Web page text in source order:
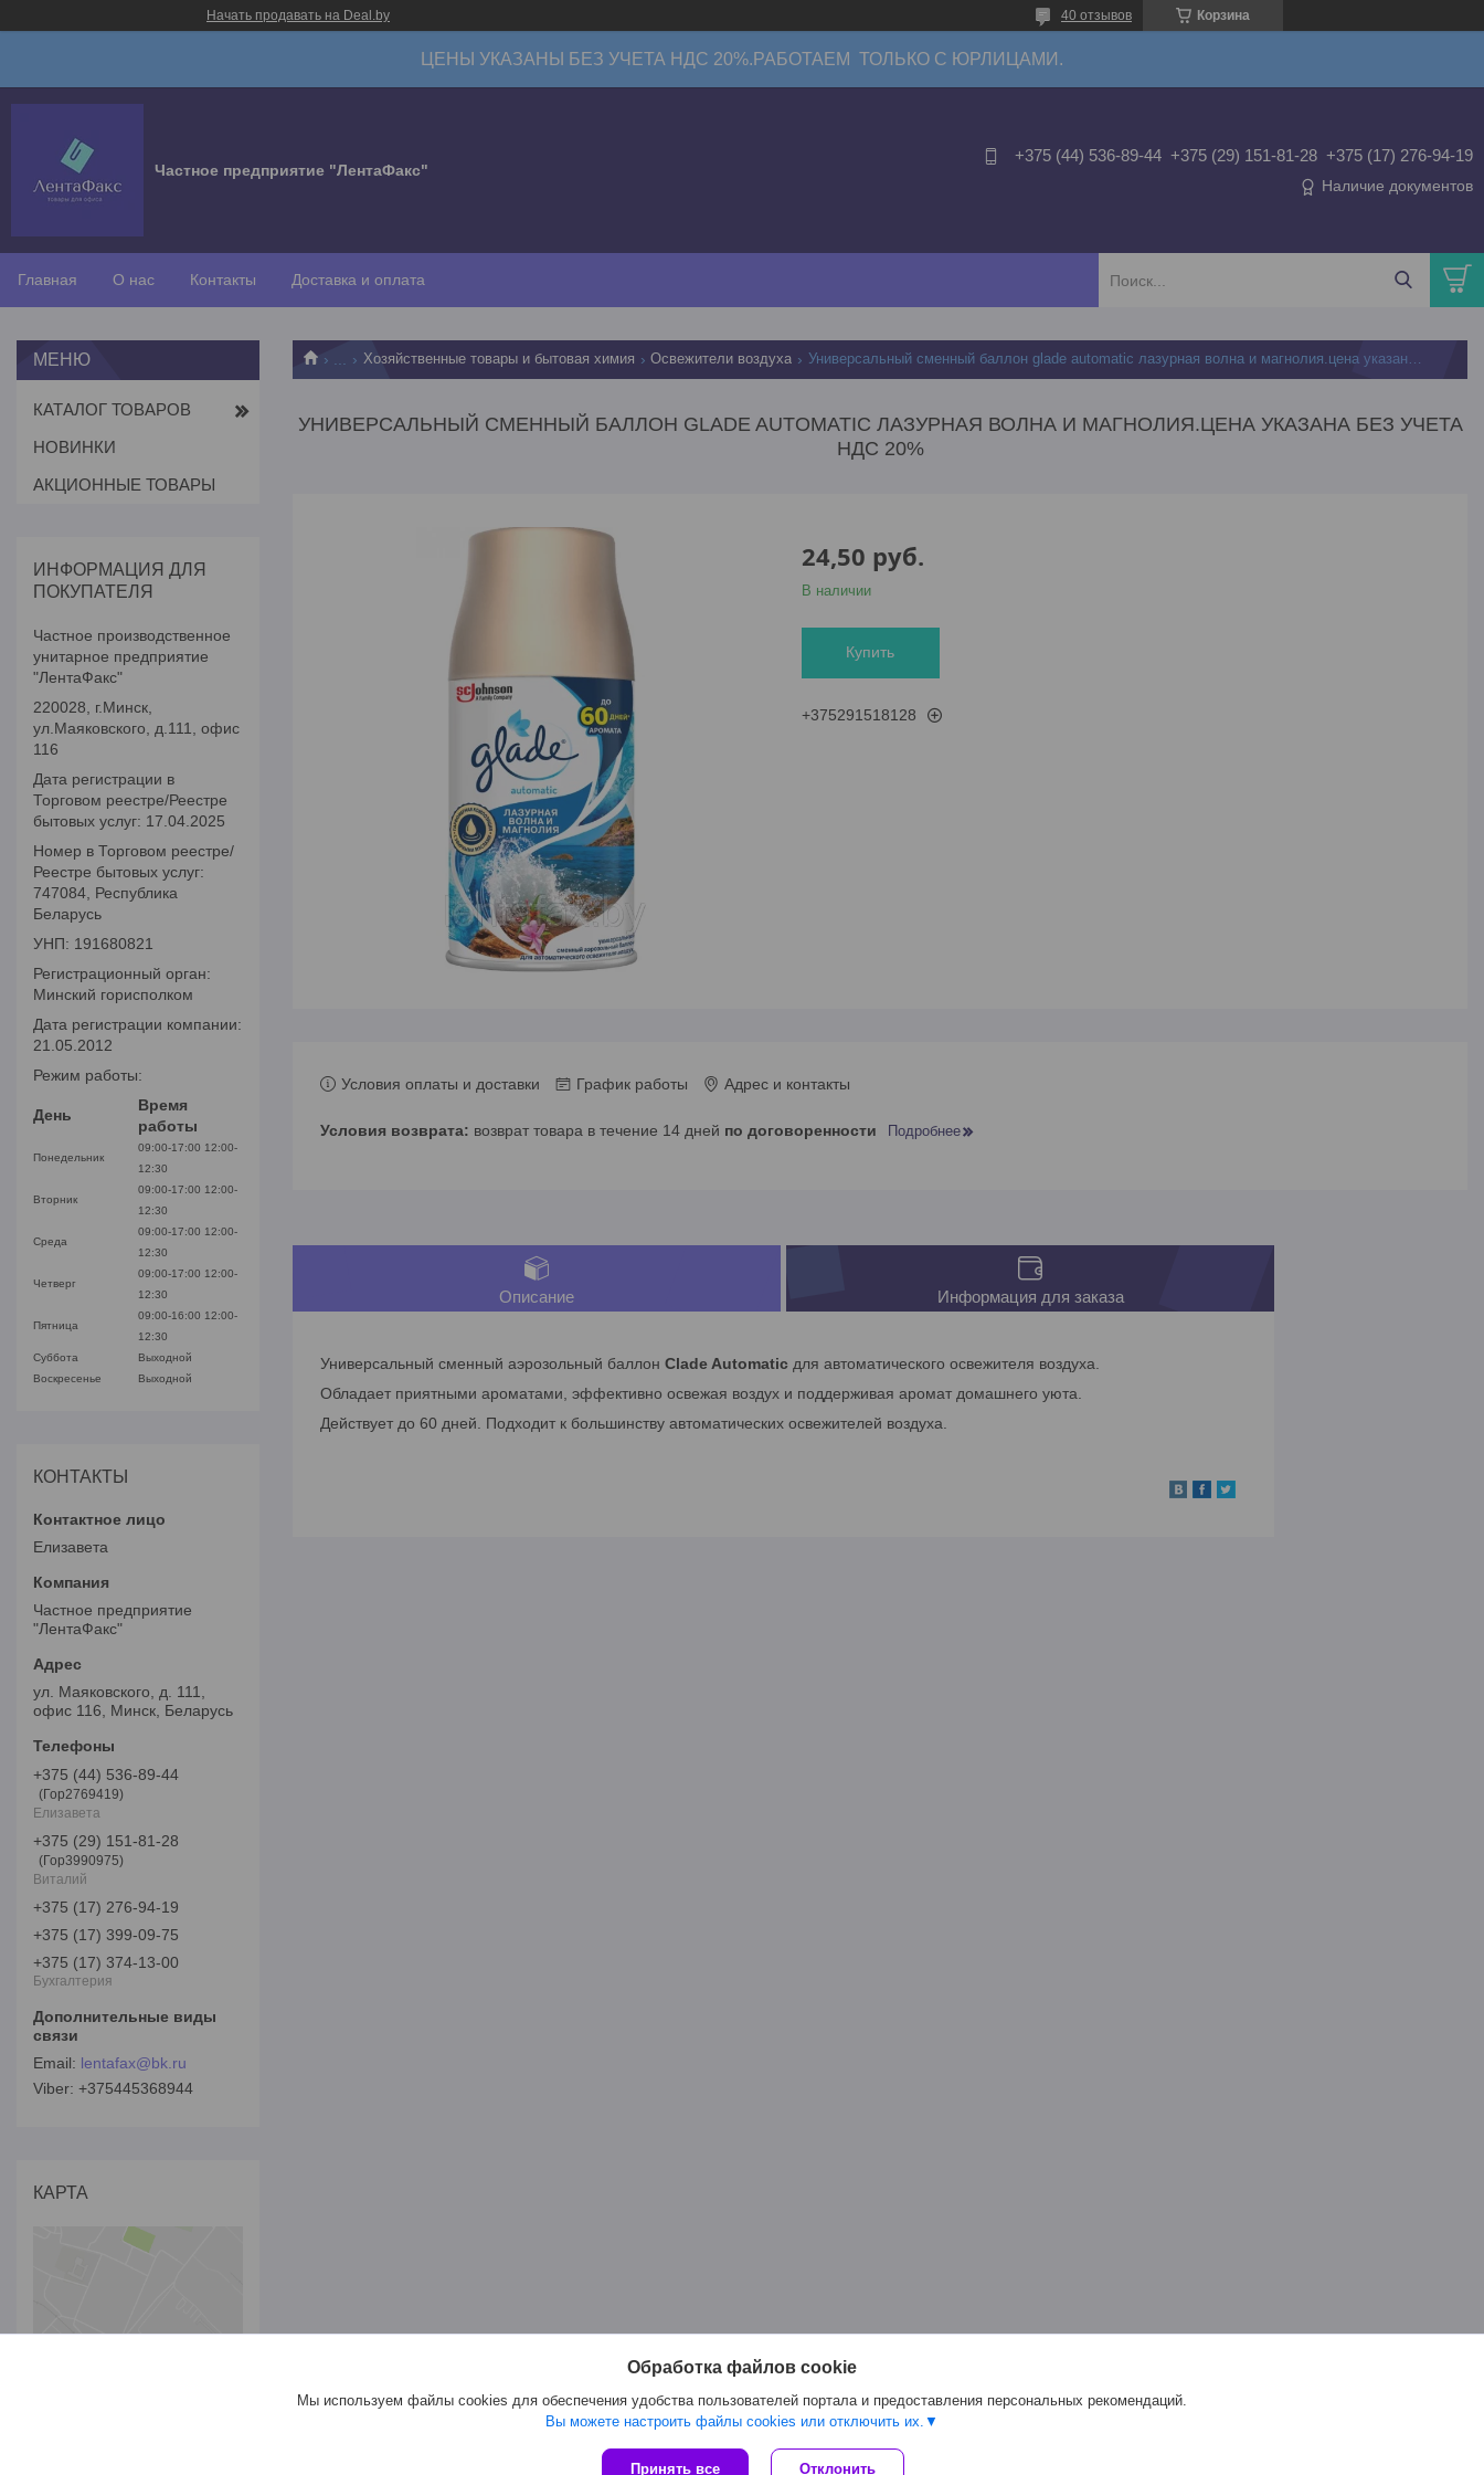
Начать продавать на Deal.by Корзина
40 отзывов
ЦЕНЫ УКАЗАНЫ БЕЗ УЧЕТА НДС 20%.РАБОТАЕМ ТОЛЬКО С ЮРЛИЦАМИ.
Частное предприятие "ЛентаФакс"
+375 (44) 536-89-44 +375 (29) 151-81-28 +375 (17) 276-94-19
Наличие документов
Главная О нас Контакты Доставка и оплата
Хозяйственные товары и бытовая химия Освежители воздуха Универсальный сменный баллон glade automatic лазурная волна и магнолия.цена указана без учета ндс 20%
УНИВЕРСАЛЬНЫЙ СМЕННЫЙ БАЛЛОН GLADE AUTOMATIC ЛАЗУРНАЯ ВОЛНА И МАГНОЛИЯ.ЦЕНА УКАЗАНА БЕЗ УЧЕТА
НДС 20%
24,50 руб.
В наличии
Купить
+375291518128
Условия оплаты и доставки График работы Адрес и контакты
возврат товара в течение 14 дней по договоренности Подробнее
Описание Информация для заказа
Универсальный сменный аэрозольный баллон Clade Automatic для автоматического освежителя воздуха.
Обладает приятными ароматами, эффективно освежая воздух и поддерживая аромат домашнего уюта.
Действует до 60 дней. Подходит к большинству автоматических освежителей воздуха.
КАТАЛОГ ТОВАРОВ
НОВИНКИ
АКЦИОННЫЕ ТОВАРЫ
ИНФОРМАЦИЯ ДЛЯ
ПОКУПАТЕЛЯ
Частное производственное
унитарное предприятие
"ЛентаФакс"
220028, г.Минск,
ул.Маяковского, д.111, офис
116
Дата регистрации в
Торговом реестре/Реестре
бытовых услуг: 17.04.2025
Номер в Торговом реестре/
Реестре бытовых услуг:
747084, Республика
Беларусь
УНП: 191680821
Регистрационный орган:
Минский горисполком
Дата регистрации компании:
21.05.2012
Режим работы:
День
Время
работы
Понедельник
09:00-17:00 12:00-
12:30
Вторник
09:00-17:00 12:00-
12:30
Среда
09:00-17:00 12:00-
12:30
Четверг
09:00-17:00 12:00-
12:30
Пятница
09:00-16:00 12:00-
12:30
Суббота
Выходной
Воскресенье
Выходной
КОНТАКТЫ
Елизавета
Частное предприятие
"ЛентаФакс"
ул. Маяковского, д. 111,
офис 116, Минск, Беларусь
+375 (44) 536-89-44
Гор2769419
Елизавета
+375 (29) 151-81-28
Гор3990975
Виталий
+375 (17) 276-94-19
+375 (17) 399-09-75
+375 (17) 374-13-00
Бухгалтерия
lentafax@bk.ru
+375445368944
КАРТА
Сайт создан на платформе Deal.by
Обработка файлов cookie
Мы используем файлы cookies для обеспечения удобства пользователей портала и предоставления персональных рекомендаций.
Вы можете настроить файлы cookies или отключить их.
Принять все Отклонить